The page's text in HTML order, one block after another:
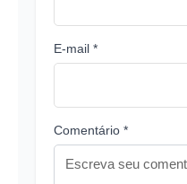
E-mail *
Comentário *